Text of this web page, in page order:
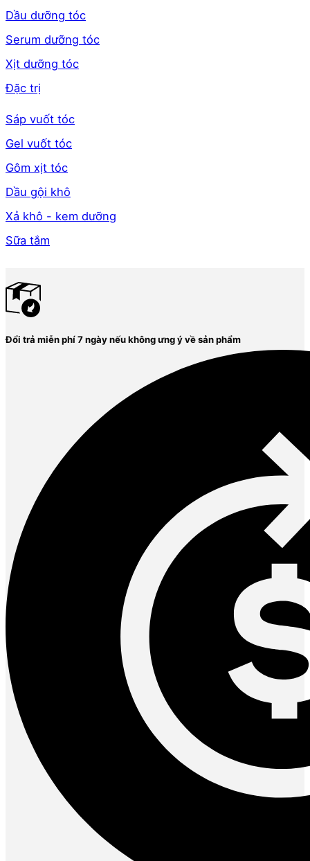
Dầu dưỡng tóc
Serum dưỡng tóc
Xịt dưỡng tóc
Đặc trị
Sáp vuốt tóc
Gel vuốt tóc
Gôm xịt tóc
Dầu gội khô
Xả khô - kem dưỡng
Sữa tắm
Đổi trả miễn phí 7 ngày nếu không ưng ý về sản phẩm